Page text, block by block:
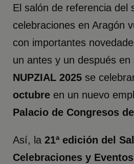
El salón de referencia del
celebraciones en Aragón
con importantes
un antes y un después en
NUPZIAL 2025 se
octubre en un nuevo
Palacio de Congresos
Así, la21ª edición del
Celebraciones y Eventos